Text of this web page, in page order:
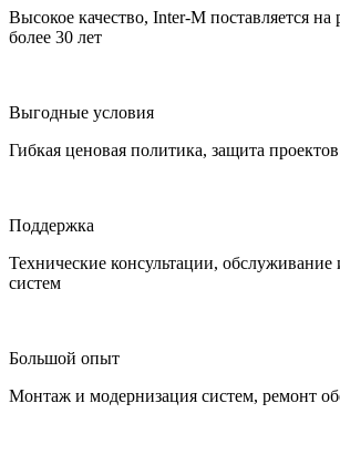
Высокое качество, Inter-M поставляется
более 30 лет
Выгодные условия
Гибкая ценовая политика, защита
Поддержка
Технические консультации, обслуживание
систем
Большой опыт
Монтаж и модернизация систем, ремонт